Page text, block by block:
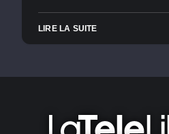
LIRE LA SUITE